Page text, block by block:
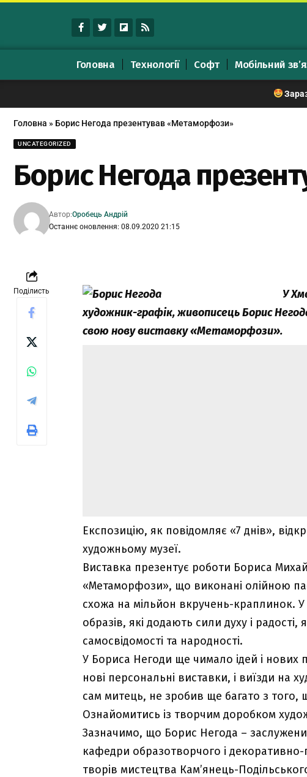
Головна Технології Софт Мобільний
Головна » Борис Негода презентував «Метаморфози»
UNCATEGORIZED
Борис Негода
Останнє оновлення: 08.09.2020 21:15
Автор:Оробець Андрій
Поділисть
У
художник-графік, живописець Борис
свою нову виставку «Метаморфози».
Експозицію, як повідомляє «7 днів»,
художньому музеї.
Виставка презентує роботи Бориса
«Метаморфози», що виконані олійною
схожа на мільйон вкручень-краплинок.
образів, які додають сили духу і
самосвідомості та народності.
У Бориса Негоди ще чимало ідей і нових
нові персональні виставки, і виїзди на
сам митець, не зробив ще багато з того,
Ознайомитись із творчим доробком
Зазначимо, що Борис Негода –
кафедри образотворчого і
творів мистецтва Кам’янець-